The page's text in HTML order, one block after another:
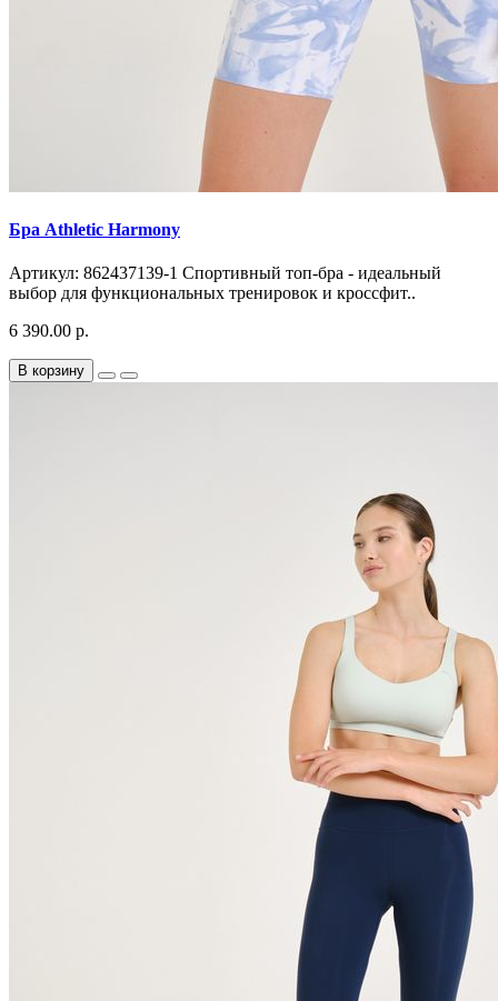
Бра Athletic Harmony
Артикул: 862437139-1 Спортивный топ-бра - идеальный
выбор для функциональных тренировок и кроссфит..
6 390.00 р.
В корзину